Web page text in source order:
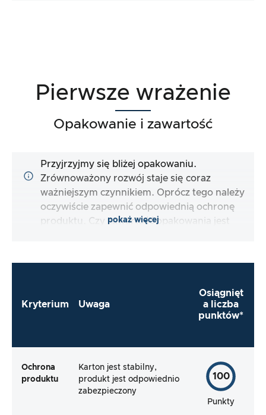
Pierwsze wrażenie
Opakowanie i zawartość
Przyjrzyjmy się bliżej opakowaniu.
Zrównoważony rozwój staje się coraz
ważniejszym czynnikiem. Oprócz tego należy
oczywiście zapewnić odpowiednią ochronę
produktu. Czy zawartość opakowania jest
pokaż więcej
Kryterium Uwaga
Osiągnięt
a liczba
punktów*
Ochrona
produktu
Karton jest stabilny,
produkt jest odpowiednio
zabezpieczony
100
Punkty